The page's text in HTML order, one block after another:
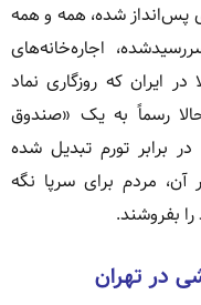
پس‌انداز شده، همه و همه
اجاره‌خانه‌های
ایران که روزگاری نماد
رسماً به یک «صندوق
برابر تورم تبدیل شده
آن، مردم برای سرپا نگه
بفروشند.
در تهران